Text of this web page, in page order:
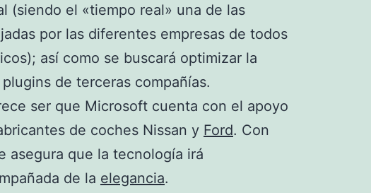
(siendo el «tiempo real» una de las
por las diferentes empresas de todos
así como se buscará optimizar la
de terceras compañías.
ser que Microsoft cuenta con el apoyo
de coches Nissan y Ford. Con
asegura que la tecnología irá
de la elegancia.